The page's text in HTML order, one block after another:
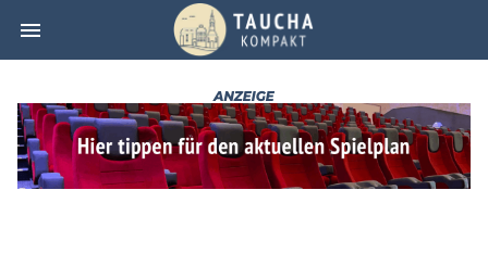
menu Nach Dewitz: